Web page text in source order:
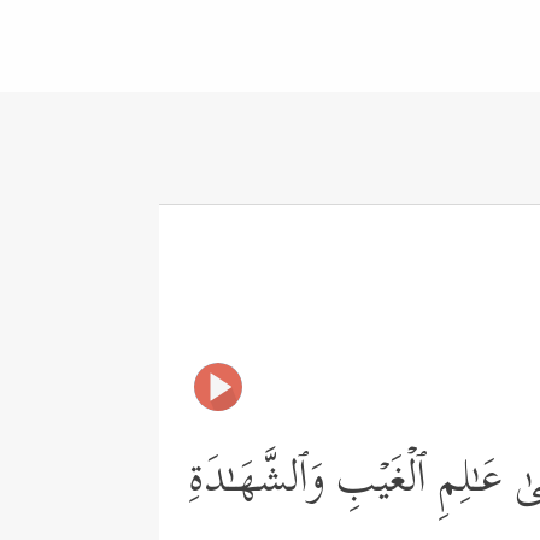
عَـٰلِمِ ٱلۡغَیۡبِ وَٱلشَّهَـٰدَةِ